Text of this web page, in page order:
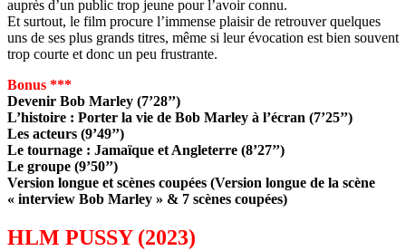
auprès d’un public trop jeune pour l’avoir connu.
Et surtout, le film procure l’immense plaisir de retrouver quelques
uns de ses plus grands titres, même si leur évocation est bien souvent
trop courte et donc un peu frustrante.
Bonus ***
Devenir Bob Marley (7’28’’)
L’histoire : Porter la vie de Bob Marley à l’écran (7’25’’)
Les acteurs (9’49’’)
Le tournage : Jamaïque et Angleterre (8’27’’)
Le groupe (9’50’’)
Version longue et scènes coupées (Version longue de la scène
« interview Bob Marley » & 7 scènes coupées)
HLM PUSSY (2023)